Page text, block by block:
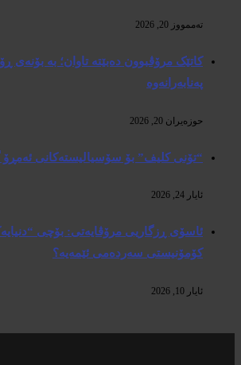
تەممووز 20, 2026
کاتێک مرۆڤبوون دەبێتە تاوان؛ بە بۆنەی
پەنابەرانەوە
حوزه‌یران 20, 2026
“تۆنی کلیف” بۆ سۆسیالیستەکانی ئەمڕۆ
ئایار 24, 2026
ئاسۆی ڕزگاریی مرۆڤایەتی: بۆچی
کۆمۆنیستی سەردەمی ئێمەیە؟
ئایار 10, 2026